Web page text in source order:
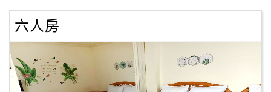
六人房